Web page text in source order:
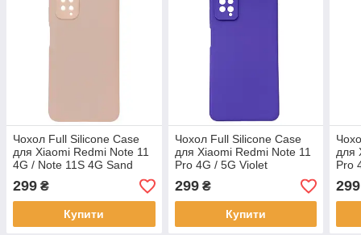
Чохол Full Silicone Case
для Xiaomi Redmi Note 11
4G / Note 11S 4G Sand
Pink
299 ₴
Купити
Чохол Full Silicone Case
для Xiaomi Redmi Note 11
Pro 4G / 5G Violet
299₴
Купити
для
Pro
299